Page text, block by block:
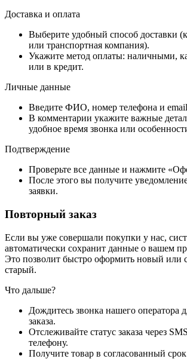
Доставка и оплата
Выберите удобный способ доставки
или транспортная компания).
Укажите метод оплаты: наличными,
или в кредит.
Личные данные
Введите ФИО, номер телефона и
В комментарии укажите важные
удобное время звонка или
Подтверждение
Проверьте все данные и нажмите
После этого вы получите
заявки.
Повторный заказ
Если вы уже совершали покупки у нас,
автоматически сохранит данные о вашем
Это позволит быстро оформить новый или
старый.
Что дальше?
Дождитесь звонка нашего оператора
заказа.
Отслеживайте статус заказа через
телефону.
Получите товар в согласованный